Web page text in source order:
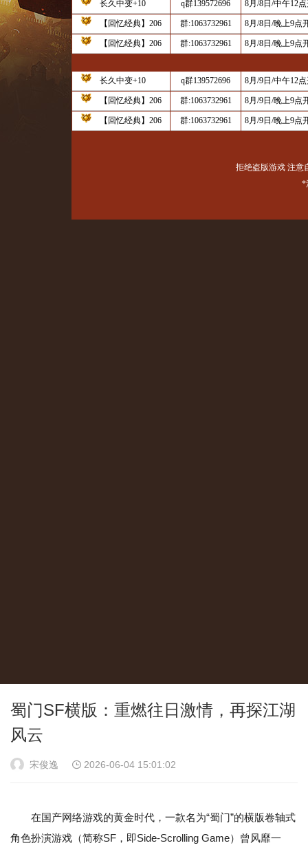
蜀门SF横版：重燃往日激情，再探江湖
风云
宋俊逸 2026-06-04 15:01:02
在国产网络游戏的黄金时代，一款名为“蜀门”的横版卷轴式
角色扮演游戏（简称SF，即Side-Scrolling Game）曾风靡一